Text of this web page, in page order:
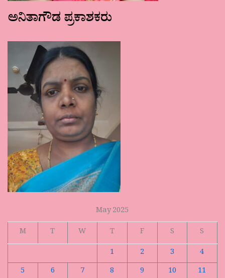
ಅನಿತಾಗೌಡ ಪ್ರಕಾಶಕರು
May 2025
M
T W T F S
S
1
2 3
4
5
6 7 8 9 10
11